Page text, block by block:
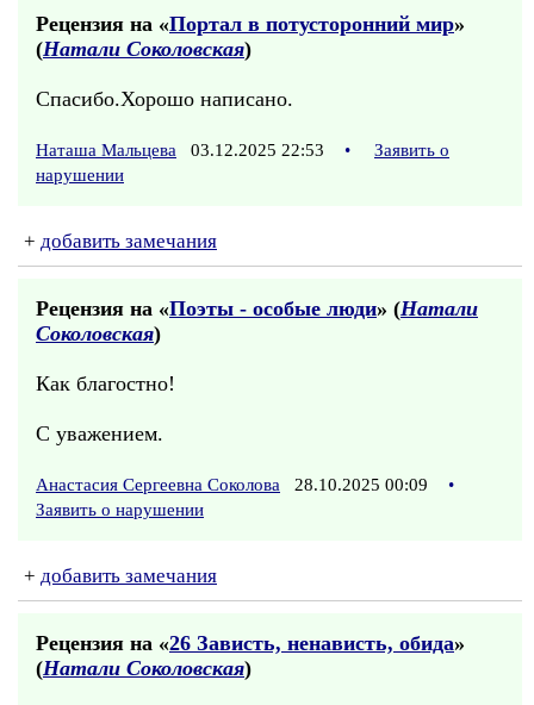
Рецензия на «Портал в потусторонний мир»
(Натали Соколовская)
Спасибо.Хорошо написано.
Наташа Мальцева 03.12.2025 22:53 •
Заявить о
нарушении
+ добавить замечания
Рецензия на «Поэты - особые люди» (Натали
Соколовская)
Как благостно!
С уважением.
Анастасия Сергеевна Соколова 28.10.2025 00:09
•
Заявить о нарушении
+ добавить замечания
Рецензия на «26 Зависть, ненависть, обида»
(Натали Соколовская)